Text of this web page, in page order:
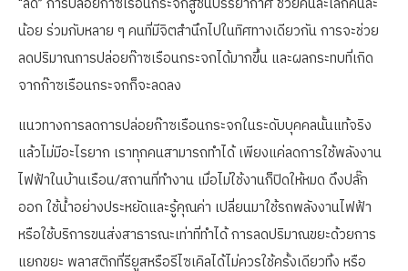
น้อย ร่วมกับหลาย ๆ คนที่มีจิตสำนึกไปในทิศทางเดียวกัน การจะช่วย
ลดปริมาณการปล่อยก๊าซเรือนกระจกได้มากขึ้น และผลกระทบที่เกิด
จากก๊าซเรือนกระจกก็จะลดลง
แนวทางการลดการปล่อยก๊าซเรือนกระจกในระดับบุคคลนั้นแท้จริง
แล้วไม่มีอะไรยาก เราทุกคนสามารถทำได้ เพียงแค่ลดการใช้พลังงาน
ไฟฟ้าในบ้านเรือน/สถานที่ทำงาน เมื่อไม่ใช้งานก็ปิดให้หมด ดึงปลั๊ก
ออก ใช้น้ำอย่างประหยัดและรู้คุณค่า เปลี่ยนมาใช้รถพลังงานไฟฟ้า
หรือใช้บริการขนส่งสาธารณะเท่าที่ทำได้ การลดปริมาณขยะด้วยการ
แยกขยะ พลาสติกที่รียูสหรือรีไซเคิลได้ไม่ควรใช้ครั้งเดียวทิ้ง หรือ